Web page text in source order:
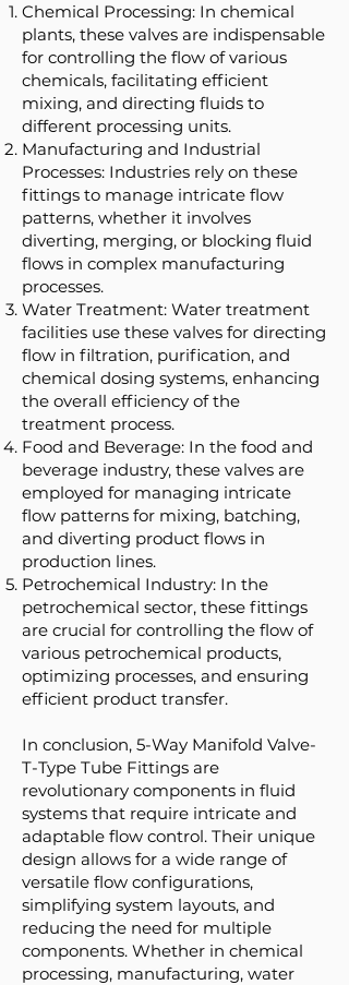
Chemical Processing: In chemical
plants, these valves are indispensable
for controlling the flow of various
chemicals, facilitating efficient
mixing, and directing fluids to
different processing units.
Manufacturing and Industrial
Processes: Industries rely on these
fittings to manage intricate flow
patterns, whether it involves
diverting, merging, or blocking fluid
flows in complex manufacturing
processes.
Water Treatment: Water treatment
facilities use these valves for directing
flow in filtration, purification, and
chemical dosing systems, enhancing
the overall efficiency of the
treatment process.
Food and Beverage: In the food and
beverage industry, these valves are
employed for managing intricate
flow patterns for mixing, batching,
and diverting product flows in
production lines.
Petrochemical Industry: In the
petrochemical sector, these fittings
are crucial for controlling the flow of
various petrochemical products,
optimizing processes, and ensuring
efficient product transfer.
In conclusion, 5-Way Manifold Valve-
T-Type Tube Fittings are
revolutionary components in fluid
systems that require intricate and
adaptable flow control. Their unique
design allows for a wide range of
versatile flow configurations,
simplifying system layouts, and
reducing the need for multiple
components. Whether in chemical
processing, manufacturing, water